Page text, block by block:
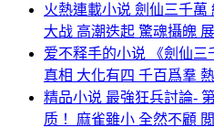
火熱連載小说 劍仙三千萬
大战 高潮迭起 驚魂攝魄
爱不释手的小说 《劍仙三
真相 大化有四 千百爲羣
精品小说 最強狂兵討論-
质！ 麻雀雖小 全然不顧